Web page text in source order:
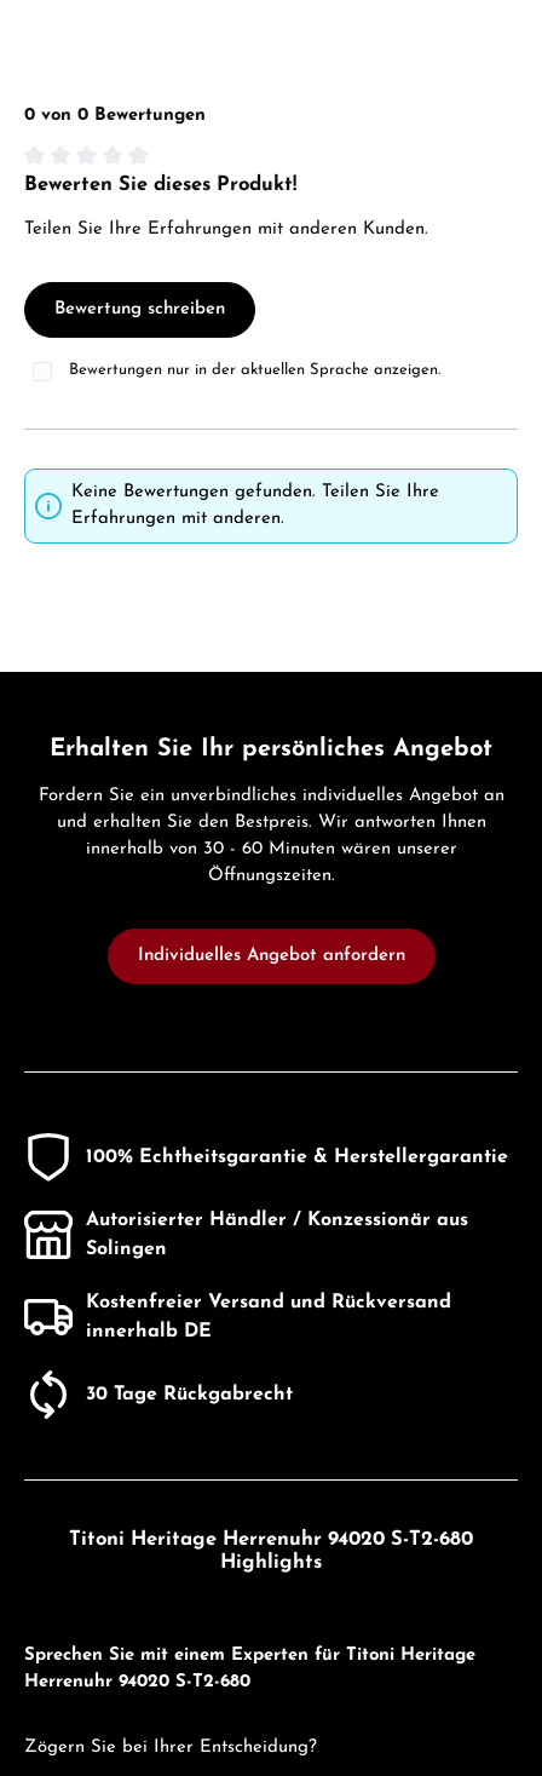
0 von 0 Bewertungen
Durchschnittliche Bewertung von 0 von 5 Sternen
Bewerten Sie dieses Produkt!
Teilen Sie Ihre Erfahrungen mit anderen Kunden.
Bewertung schreiben
Bewertungen nur in der aktuellen Sprache anzeigen.
Keine Bewertungen gefunden. Teilen Sie Ihre
Erfahrungen mit anderen.
Erhalten Sie Ihr persönliches Angebot
Fordern Sie ein unverbindliches individuelles Angebot an
und erhalten Sie den Bestpreis. Wir antworten Ihnen
innerhalb von 30 - 60 Minuten wären unserer
Öffnungszeiten.
Individuelles Angebot anfordern
100% Echtheitsgarantie & Herstellergarantie
Autorisierter Händler / Konzessionär aus
Solingen
Kostenfreier Versand und Rückversand
innerhalb DE
30 Tage Rückgabrecht
Titoni Heritage Herrenuhr 94020 S-T2-680
Highlights
Sprechen Sie mit einem Experten für Titoni Heritage
Herrenuhr 94020 S-T2-680
Zögern Sie bei Ihrer Entscheidung?